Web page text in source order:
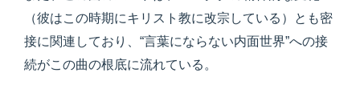
（彼はこの時期にキリスト教に改宗している）とも密
接に関連しており、“言葉にならない内面世界”への接
続がこの曲の根底に流れている。